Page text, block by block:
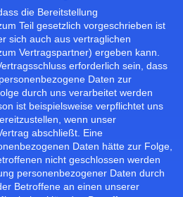
die Bereitstellung
Teil gesetzlich vorgeschrieben ist
sich auch aus vertraglichen
Vertragspartner) ergeben kann.
erforderlich sein, dass
Daten zur
durch uns verarbeitet werden
ist beispielsweise verpflichtet uns
wenn unser
abschließt. Eine
Daten hätte zur Folge,
nicht geschlossen werden
personenbezogener Daten durch
Betroffene an einen unserer